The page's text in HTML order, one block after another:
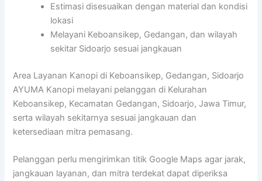
Estimasi disesuaikan dengan material dan kondisi
lokasi
Melayani Keboansikep, Gedangan, dan wilayah
sekitar Sidoarjo sesuai jangkauan
Area Layanan Kanopi di Keboansikep, Gedangan, Sidoarjo
AYUMA Kanopi melayani pelanggan di Kelurahan
Keboansikep, Kecamatan Gedangan, Sidoarjo, Jawa Timur,
serta wilayah sekitarnya sesuai jangkauan dan
ketersediaan mitra pemasang.
Pelanggan perlu mengirimkan titik Google Maps agar jarak,
jangkauan layanan, dan mitra terdekat dapat diperiksa